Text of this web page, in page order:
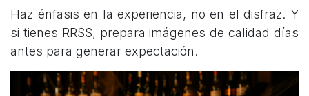
Haz énfasis en la experiencia, no en el disfraz. Y
si tienes RRSS, prepara imágenes de calidad días
antes para generar expectación.